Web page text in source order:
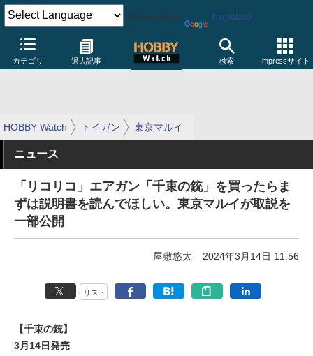
Powered by Translate
カテゴリ 過去記事 検索 Impressサイト
HOBBY Watch トイガン 東京マルイ
ニュース
「リコリコ」エアガン「千束の銃」を買ったらま
ずは説明書を読んでほしい。東京マルイが取説を
一部公開
屋敷悠太 2024年3月14日 11:56
リスト
【千束の銃】
3月14日発売